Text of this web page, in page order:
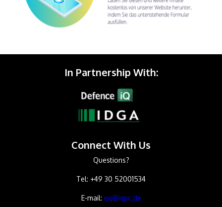
In Partnership With:
Connect With Us
Questions?
Tel: +49 30 52001534
E-mail: eq@iqpc.de